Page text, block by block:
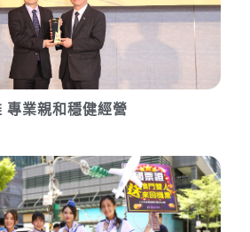
專業親和穩健經營